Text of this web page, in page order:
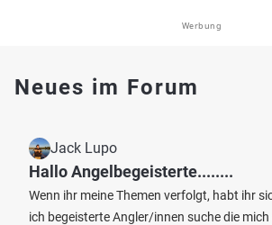
Werbung
Neues im Forum
Jack Lupo
Hallo Angelbegeisterte........
Wenn ihr meine Themen verfolgt, habt ihr
ich begeisterte Angler/innen suche die